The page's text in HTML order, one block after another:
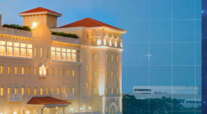
por los
de Scientology
La Escala Tonal
Los Niños